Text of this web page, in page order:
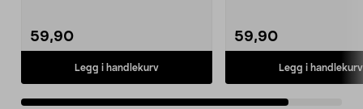
59,90
Legg i handlekurv
59,90
Legg i handlekurv